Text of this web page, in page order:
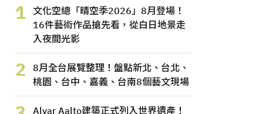
1
文化空總「晴空季2026」8月登場！
16件藝術作品搶先看，從白日地景走
入夜間光影
2
8月全台展覽整理！盤點新北、台北、
桃園、台中、嘉義、台南8個藝文現場
Alvar Aalto建築正式列入世界遺產！